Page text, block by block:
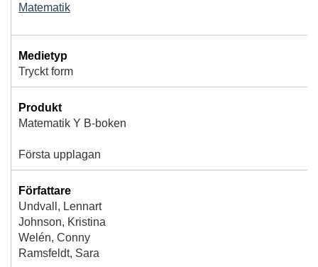
Matematik
Medietyp
Tryckt form
Produkt
Matematik Y B-boken
Första upplagan
Författare
Undvall, Lennart
Johnson, Kristina
Welén, Conny
Ramsfeldt, Sara